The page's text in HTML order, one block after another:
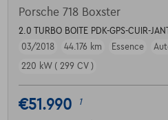
Porsche 718 Boxster
2.0 TURBO BOITE PDK-GPS-CUIR-
03/2018
44.176 km Essence
220 kW ( 299 CV )
€51.990 1